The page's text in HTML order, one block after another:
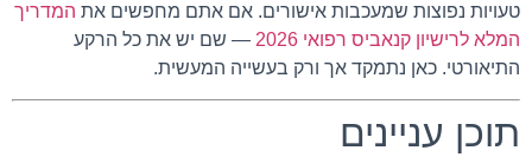
טעויות נפוצות שמעכבות אישורים. אם אתם מחפשים את המדריך
המלא לרישיון קנאביס רפואי 2026
— שם יש את כל הרקע
התיאורטי. כאן נתמקד אך ורק בעשייה המעשית.
תוכן עניינים